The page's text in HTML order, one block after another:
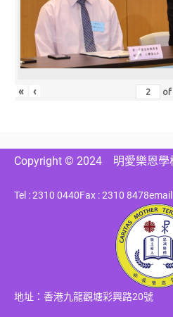
« ‹
Copyright © 2024 明愛樂恩學
Tel : 2310 0440Fax : 2310 8478
地址：香港九龍觀塘彩興路20號